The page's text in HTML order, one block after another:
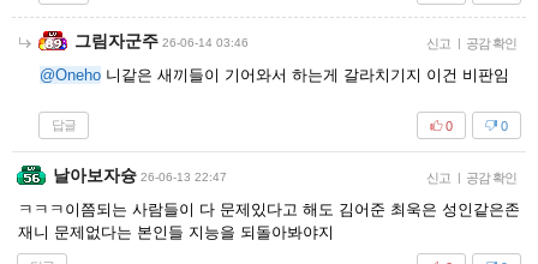
그림자군주 26-06-14 03:46 신고 | 공감 확인
@Oneho 니같은 새끼들이 기어와서 하는게 갈라치기지 이건 비판임
답글 0
0
날아보자슝 26-06-13 22:47 신고 | 공감 확인
ㅋㅋㅋ이쯤되는 사람들이 다 문제있다고 해도 김어준 최욱은 성인같은존
재니 문제없다는 본인들 지능을 되돌아봐야지